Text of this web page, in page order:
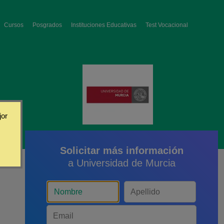
Cursos Posgrados Instituciones Educativas Test Vocacional
Solicitar más información
a Universidad de Murcia